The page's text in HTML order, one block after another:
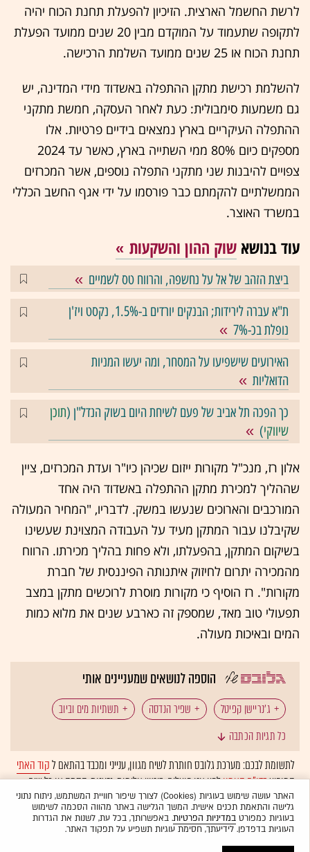
לרשת החשמל הארצית. הזיכיון להפעלת תחנת הכוח יהיה
לתקופה שתעמוד על המוקדם מבין 20 שנים ממועד הפעלת
תחנת הכוח או 25 שנים ממועד השלמת הרכישה.
להשלמת רכישת מתקן ההתפלה באשדוד מידי המדינה, יש
גם משמעות סימבולית: כעת לאחר העסקה, חמשת מתקני
ההתפלה העיקריים בארץ נמצאים בידיים פרטיות. אלו
מספקים כיום 80% ממי השתייה בארץ, כאשר עד 2024
צפויים להיבנות שני מתקני התפלה נוספים, אשר המכרזים
הממשלתיים להקמתם כבר פורסמו על ידי אגף החשב הכללי
במשרד האוצר.
עוד בנושא שוק ההון והשקעות
ביצת הזהב של אל על נחשפה, והרווח טס לשמיים
ת"א עברה לירידות; הבנקים יורדים ב-1.5%, נקסט ויז'ן
נופלת בכ-7%
האירועים שישפיעו על המסחר, ומה יעשו המניות
הדואליות
כך הפכה תל אביב של פעם לשיחת היום בשוק הנדל"ן (תוכן
שיווקי)
אלון רז, מנכ"ל מקורות ייזום שכיהן כיו"ר ועדת המכרזים, ציין
שההליך למכירת מתקן ההתפלה באשדוד היה אחד
המורכבים והארוכים שנעשו במשק. לדבריו, "המחיר המעולה
שקיבלנו עבור המתקן מעיד על העבודה המצוינת שעשינו
בשיקום המתקן, בהפעלתו, ולא פחות בהליך מכירתו. הרווח
מהמכירה יתרום לחיזוק איתנותה הפיננסית של חברת
מקורות". רז הוסיף כי מקורות מוסרת לרוכשים מתקן במצב
תפעולי טוב מאד, שמספק זה כארבע שנים את מלוא כמות
המים ובאיכות מעולה.
הוספה לנושאים שמעניינים אותי
ג'נריישן קפיטל שפיר הנדסה תשתיות מים וביוב
כל תגיות הכתבה
לתשומת לבכם: מערכת גלובס חותרת לשיח מגוון, ענייני ומכבד בהתאם לקוד האתי
המופיעבדו"ח האמוןלפיו אנו פועלים. ביטויי אלימות, גזענות, הסתה או כל שיח
בלתי הולם אחר מסוננים בצורהאוטומטיתולא יפורסמו באתר.
האתר עושה שימוש בעוגיות (Cookies) לצורך שיפור חוויית המשתמש, ניתוח נתוני
גלישה והתאמת תכנים אישית. המשך הגלישה באתר מהווה הסכמה לשימוש
בעוגיות כמפורטבמדיניות הפרטיות. באפשרותך, בכל עת, לשנות את הגדרות
העוגיות בדפדפן. לידיעתך, חסימת עוגיות תשפיע על תפקוד האתר.